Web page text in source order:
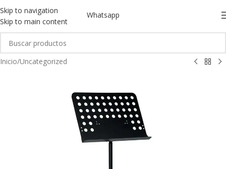
Skip to navigation
Skip to main content
Whatsapp
Inicio/Uncategorized